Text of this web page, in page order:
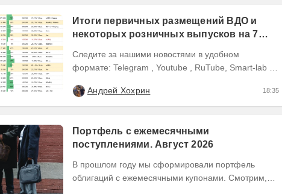
Итоги первичных размещений ВДО и
некоторых розничных выпусков на 7
Следите за нашими новостями в удобном
формате: Telegram , Youtube , RuTube, Smart-lab ,
Андрей Хохрин
18:35
Портфель с ежемесячными
поступлениями. Август 2026
В прошлом году мы сформировали портфель
облигаций с ежемесячными купонами. Смотрим,